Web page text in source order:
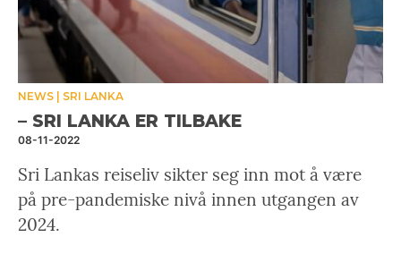
NEWS SRI LANKA
– SRI LANKA ER TILBAKE
08-11-2022
Sri Lankas reiseliv sikter seg inn mot å være
på pre-pandemiske nivå innen utgangen av
2024.